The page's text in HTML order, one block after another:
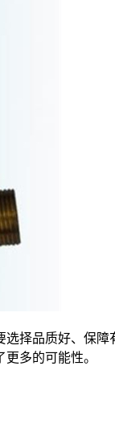
择品质好、保障
多的可能性。